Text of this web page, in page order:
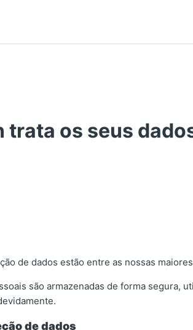
trata os seus
de dados estão entre as nossas
são armazenadas de forma segura,
de dados